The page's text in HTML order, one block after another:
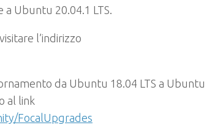
Ubuntu 20.04.1 LTS.
l’indirizzo
da Ubuntu 18.04 LTS a Ubuntu
al link
FocalUpgrades